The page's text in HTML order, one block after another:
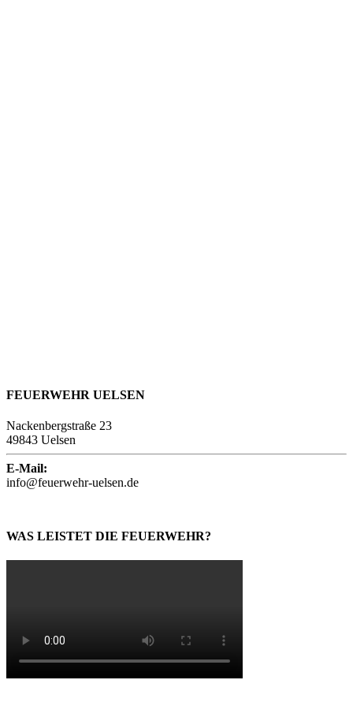
FEUERWEHR UELSEN
Nackenbergstraße 23
49843 Uelsen
E-Mail:
info@feuerwehr-uelsen.de
WAS LEISTET DIE FEUERWEHR?